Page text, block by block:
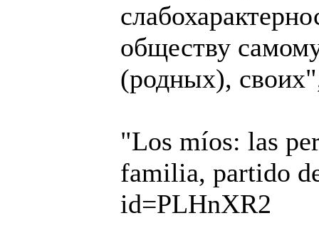
обществу
(родных),
"Los míos: las
familia, partido
id=PLHnXR2